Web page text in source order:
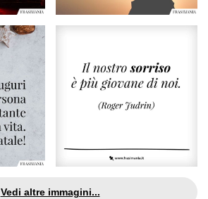
Vedi altre immagini...